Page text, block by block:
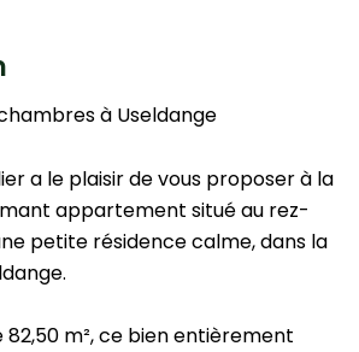
à Useldange
a le plaisir de vous proposer à la
appartement situé au rez-
petite résidence calme, dans la
82,50 m², ce bien entièrement